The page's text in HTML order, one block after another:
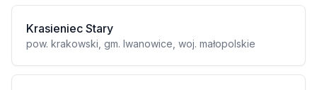
Krasieniec Stary
pow. krakowski, gm. Iwanowice, woj. małopolskie